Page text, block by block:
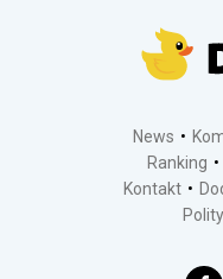
News
Ranking
Kontakt